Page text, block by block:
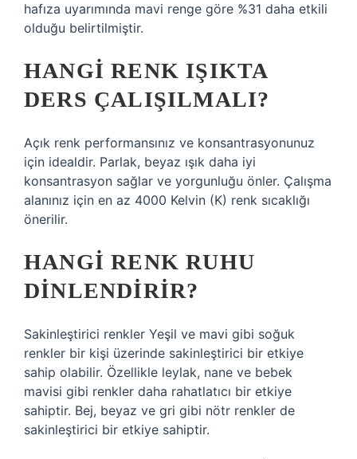
hafıza uyarımında mavi renge göre %31 daha etkili
olduğu belirtilmiştir.
HANGI RENK IŞIKTA
DERS ÇALIŞILMALI?
Açık renk performansınız ve konsantrasyonunuz
için idealdir. Parlak, beyaz ışık daha iyi
konsantrasyon sağlar ve yorgunluğu önler. Çalışma
alanınız için en az 4000 Kelvin (K) renk sıcaklığı
önerilir.
HANGI RENK RUHU
DINLENDIRIR?
Sakinleştirici renkler Yeşil ve mavi gibi soğuk
renkler bir kişi üzerinde sakinleştirici bir etkiye
sahip olabilir. Özellikle leylak, nane ve bebek
mavisi gibi renkler daha rahatlatıcı bir etkiye
sahiptir. Bej, beyaz ve gri gibi nötr renkler de
sakinleştirici bir etkiye sahiptir.